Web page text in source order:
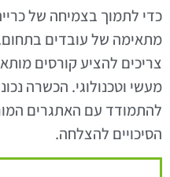
כדי לתמוך בצמיחה של
מתאימה של עובדים בתחום.
צריכים להציע קורסים
מעשי וטכנולוגי. הכשרה
להתמודד עם האתגרים
הסיכויים להצלחה.